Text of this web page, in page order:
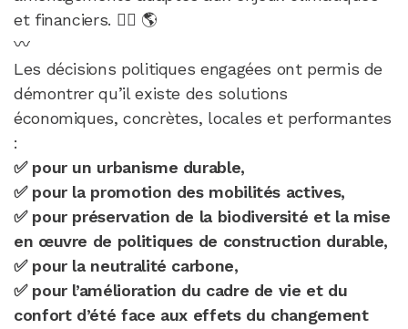
et financiers. 🚴‍♀️ 🌎
〰️
Les décisions politiques engagées ont permis de
démontrer qu’il existe des solutions
économiques, concrètes, locales et performantes
:
✅ pour un urbanisme durable,
✅ pour la promotion des mobilités actives,
✅ pour préservation de la biodiversité et la mise
en œuvre de politiques de construction durable,
✅ pour la neutralité carbone,
✅ pour l’amélioration du cadre de vie et du
confort d’été face aux effets du changement